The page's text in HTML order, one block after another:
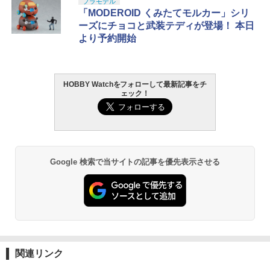
「MODEROID くみたてモルカー」シリ
ーズにチョコと武装テディが登場！ 本日
より予約開始
HOBBY Watchをフォローして最新記事をチ
ェック！
Google 検索で当サイトの記事を優先表示させる
関連リンク